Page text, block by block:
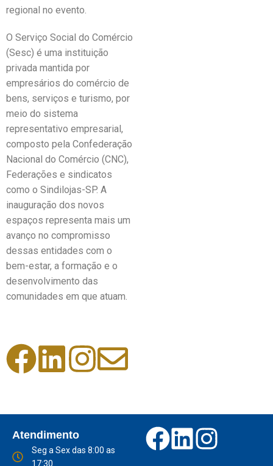
regional no evento.
O Serviço Social do Comércio
(Sesc) é uma instituição
privada mantida por
empresários do comércio de
bens, serviços e turismo, por
meio do sistema
representativo empresarial,
composto pela Confederação
Nacional do Comércio (CNC),
Federações e sindicatos
como o Sindilojas-SP. A
inauguração dos novos
espaços representa mais um
avanço no compromisso
dessas entidades com o
bem-estar, a formação e o
desenvolvimento das
comunidades em que atuam.
Atendimento
Seg a Sex das 8:00 as
17:30